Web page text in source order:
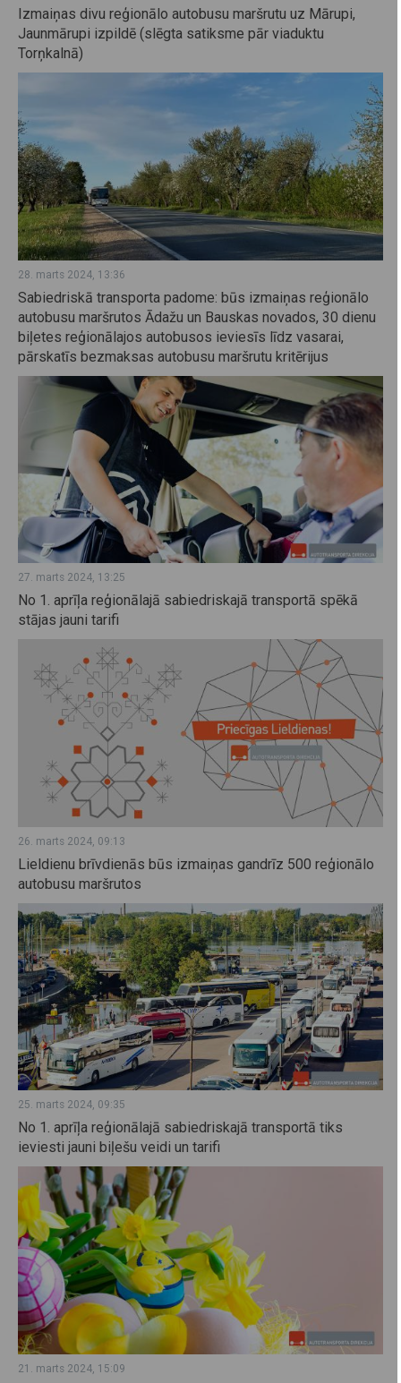
Izmaiņas divu reģionālo autobusu maršrutu uz Mārupi,
Jaunmārupi izpildē (slēgta satiksme pār viaduktu
Torņkalnā)
28. marts 2024, 13:36
Sabiedriskā transporta padome: būs izmaiņas reģionālo
autobusu maršrutos Ādažu un Bauskas novados, 30 dienu
biļetes reģionālajos autobusos ieviesīs līdz vasarai,
pārskatīs bezmaksas autobusu maršrutu kritērijus
27. marts 2024, 13:25
No 1. aprīļa reģionālajā sabiedriskajā transportā spēkā
stājas jauni tarifi
26. marts 2024, 09:13
Lieldienu brīvdienās būs izmaiņas gandrīz 500 reģionālo
autobusu maršrutos
25. marts 2024, 09:35
No 1. aprīļa reģionālajā sabiedriskajā transportā tiks
ieviesti jauni biļešu veidi un tarifi
21. marts 2024, 15:09